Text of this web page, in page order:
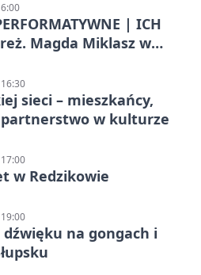
| ICH
Magda Miklasz w
sieci – mieszkańcy,
w kulturze
w Redzikowie
na gongach i